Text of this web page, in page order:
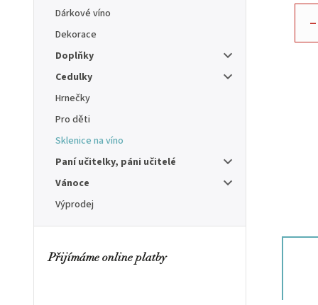
Dárkové víno
Dekorace
Doplňky
Cedulky
Hrnečky
Pro děti
Sklenice na víno
Paní učitelky, páni učitelé
Vánoce
Výprodej
Přijímáme online platby